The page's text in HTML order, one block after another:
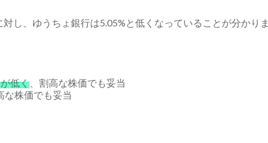
し、ゆうちょ銀行は5.05%と低くなっていることが分かりま
低く 、割高な株価でも妥当
な株価でも妥当